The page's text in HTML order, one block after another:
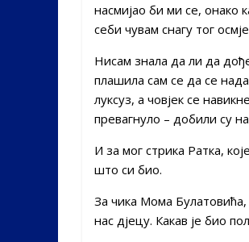
насмијао би ми се, онако
себи чувам снагу тог
Нисам знала да ли да
плашила сам се да се
луксуз, а човјек се
превагнуло – добили су
И за мог стрика Ратка,
што си био.
За чика Мома Булатовића,
нас дјецу. Какав је био